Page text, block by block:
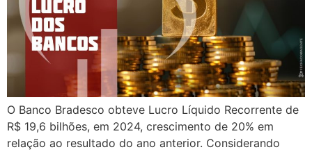
O Banco Bradesco obteve Lucro Líquido Recorrente de
R$ 19,6 bilhões, em 2024, crescimento de 20% em
relação ao resultado do ano anterior. Considerando